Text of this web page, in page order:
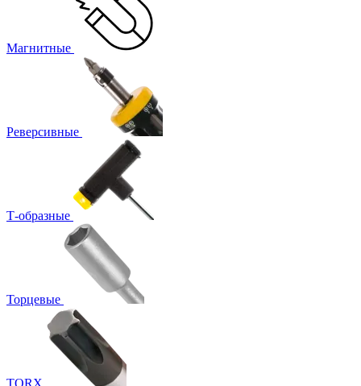
Магнитные
Реверсивные
Т-образные
Торцевые
TORX